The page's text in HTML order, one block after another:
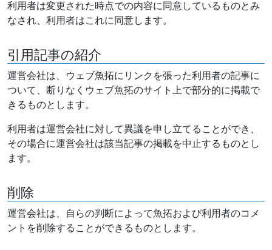
利用者は変更された時点での内容に同意しているものとみ
なされ、利用者はこれに同意します。
引用記事の紹介
運営会社は、ウェブ魚拓にリンクを張った利用者の記事に
ついて、断りなくウェブ魚拓のサイト上で部分的に掲載で
きるものとします。
利用者は運営会社に対して異議を申し立てることができ、
その場合に運営会社は該当記事の掲載を中止するものとし
ます。
削除
運営会社は、自らの判断によって魚拓および利用者のコメ
ントを削除することができるものとします。